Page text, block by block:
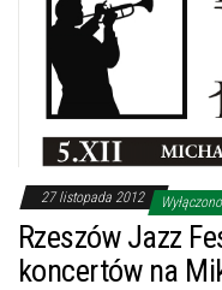
27 listopada 2012 Wyłączono
Rzeszów Jazz
koncertów na